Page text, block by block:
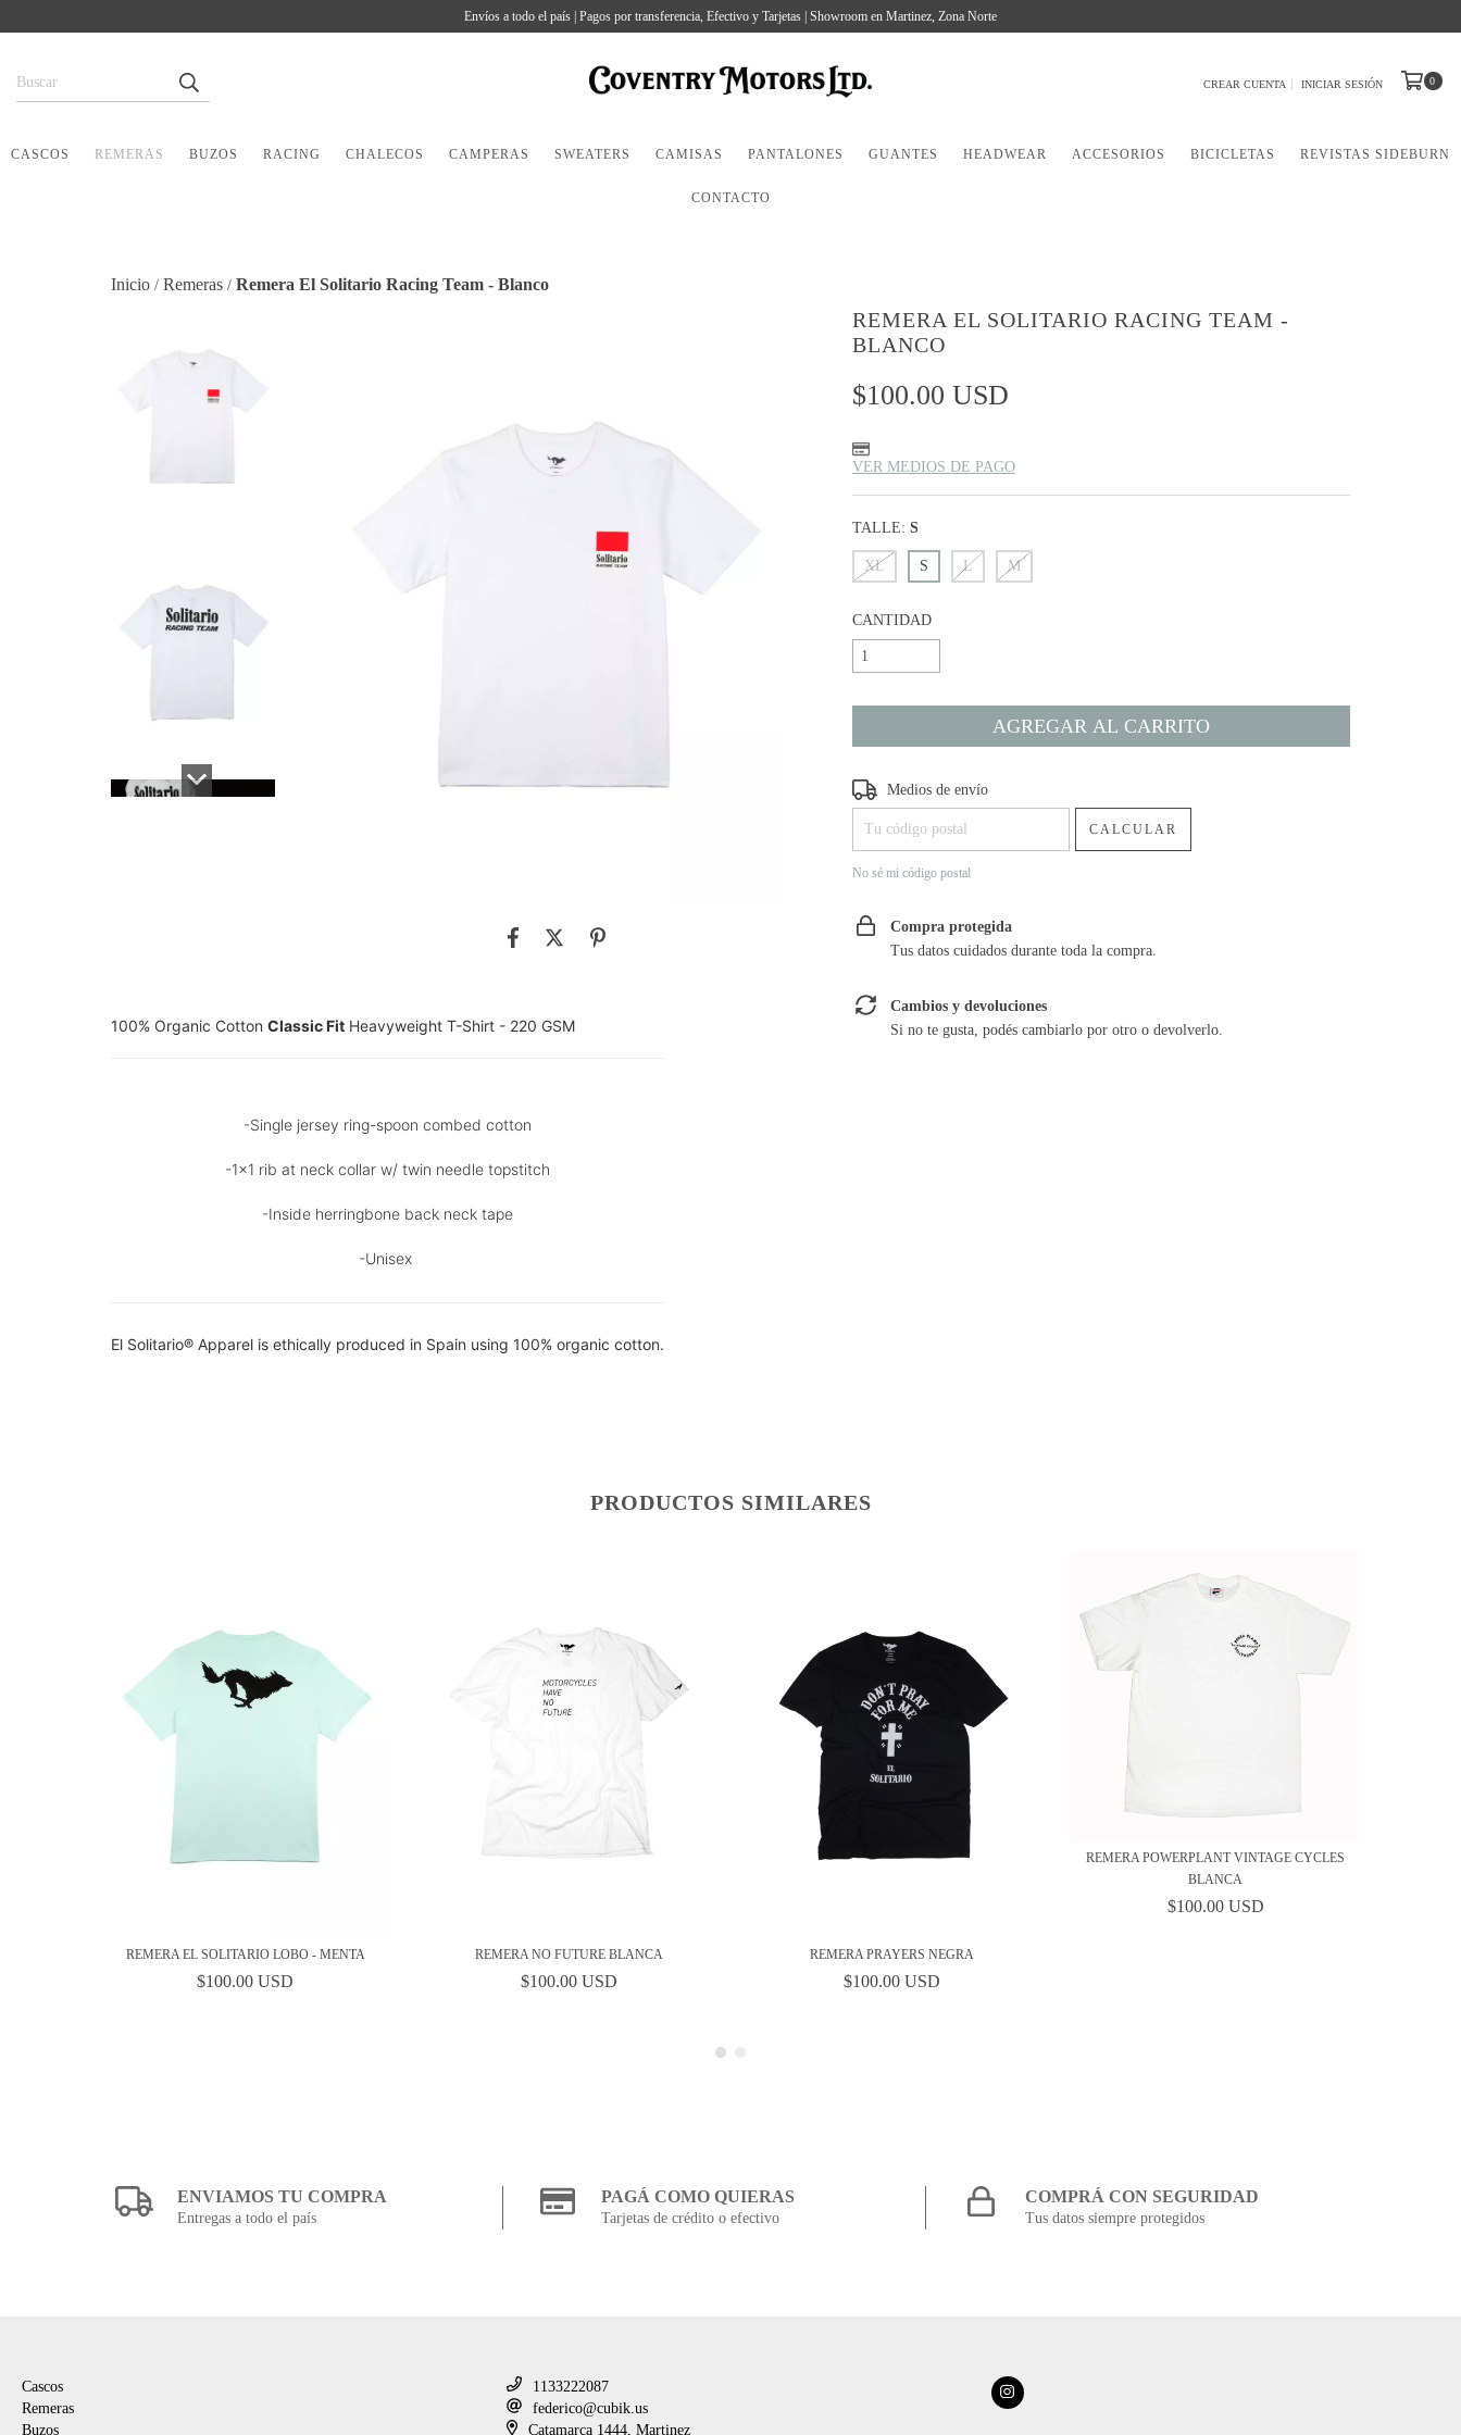
Envíos a todo el país | Pagos por transferencia, Efectivo y Tarjetas | Showroom en Martinez, Zona Norte
CREAR CUENTA INICIAR SESIÓN 0
CASCOS REMERAS BUZOS RACING CHALECOS CAMPERAS SWEATERS CAMISAS PANTALONES GUANTES HEADWEAR ACCESORIOS BICICLETAS REVISTAS SIDEBURN
CONTACTO
Inicio / Remeras / Remera El Solitario Racing Team - Blanco
100% Organic Cotton Classic Fit Heavyweight T-Shirt - 220 GSM
-Single jersey ring-spoon combed cotton
-1x1 rib at neck collar w/ twin needle topstitch
-Inside herringbone back neck tape
-Unisex
El Solitario® Apparel is ethically produced in Spain using 100% organic cotton.
REMERA EL SOLITARIO RACING TEAM -
BLANCO
$100.00 USD
VER MEDIOS DE PAGO
TALLE: S
XL S L M
CANTIDAD
Entregas para el CP:
Medios de envío
CALCULAR
No sé mi código postal
Compra protegida
Tus datos cuidados durante toda la compra.
Cambios y devoluciones
Si no te gusta, podés cambiarlo por otro o devolverlo.
PRODUCTOS SIMILARES
REMERA EL SOLITARIO LOBO - MENTA
$100.00 USD
REMERA NO FUTURE BLANCA
$100.00 USD
REMERA PRAYERS NEGRA
$100.00 USD
REMERA POWERPLANT VINTAGE CYCLES
BLANCA
$100.00 USD
ENVIAMOS TU COMPRA
Entregas a todo el país
PAGÁ COMO QUIERAS
Tarjetas de crédito o efectivo
COMPRÁ CON SEGURIDAD
Tus datos siempre protegidos
Cascos
Remeras
Buzos
1133222087
federico@cubik.us
Catamarca 1444, Martinez